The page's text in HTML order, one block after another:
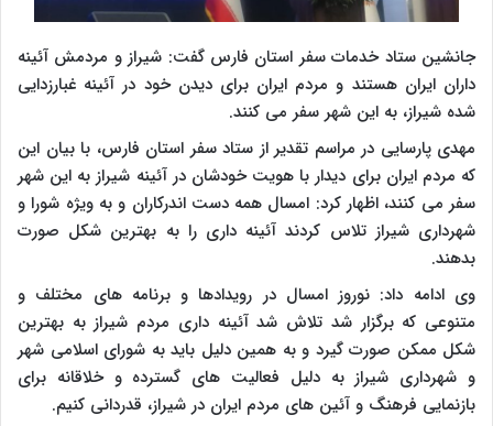
جانشین ستاد خدمات سفر استان فارس گفت: شیراز و مردمش آئینه
داران ایران هستند و مردم ایران برای دیدن خود در آئینه غبارزدایی
شده شیراز، به این شهر سفر می کنند.
مهدی پارسایی در مراسم تقدیر از ستاد سفر استان فارس، با بیان این
که مردم ایران برای دیدار با هویت خودشان در آئینه شیراز به این شهر
سفر می کنند، اظهار کرد: امسال همه دست اندرکاران و به ویژه شورا و
شهرداری شیراز تلاس کردند آئینه داری را به بهترین شکل صورت
بدهند.
وی ادامه داد: نوروز امسال در رویدادها و برنامه های مختلف و
متنوعی که برگزار شد تلاش شد آئینه داری مردم شیراز به بهترین
شکل ممکن صورت گیرد و به همین دلیل باید به شورای اسلامی شهر
و شهرداری شیراز به دلیل فعالیت های گسترده و خلاقانه برای
بازنمایی فرهنگ و آئین های مردم ایران در شیراز، قدردانی کنیم.